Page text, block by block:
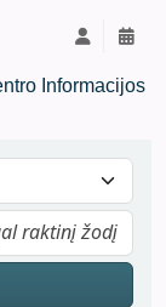
Informacijos